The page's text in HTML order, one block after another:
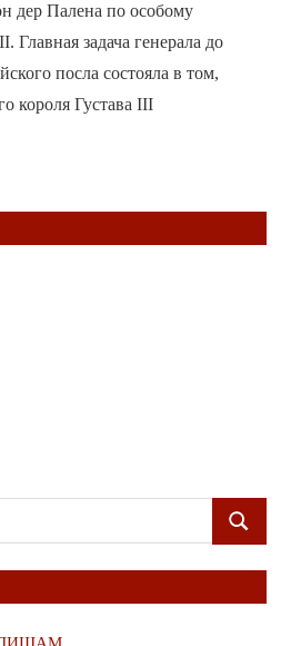
дер Палена по особому
задача генерала до
посла состояла в том,
короля Густава III
ПОИСК